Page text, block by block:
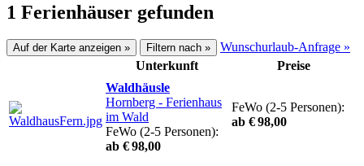
1 Ferienhäuser gefunden
Auf der Karte anzeigen » Filtern nach »
Wunschurlaub-Anfrage »
Unterkunft
Preise
Waldhäusle
Hornberg - Ferienhaus
im Wald
FeWo (2-5 Personen):
ab € 98,00
FeWo (2-5 Personen):
ab € 98,00